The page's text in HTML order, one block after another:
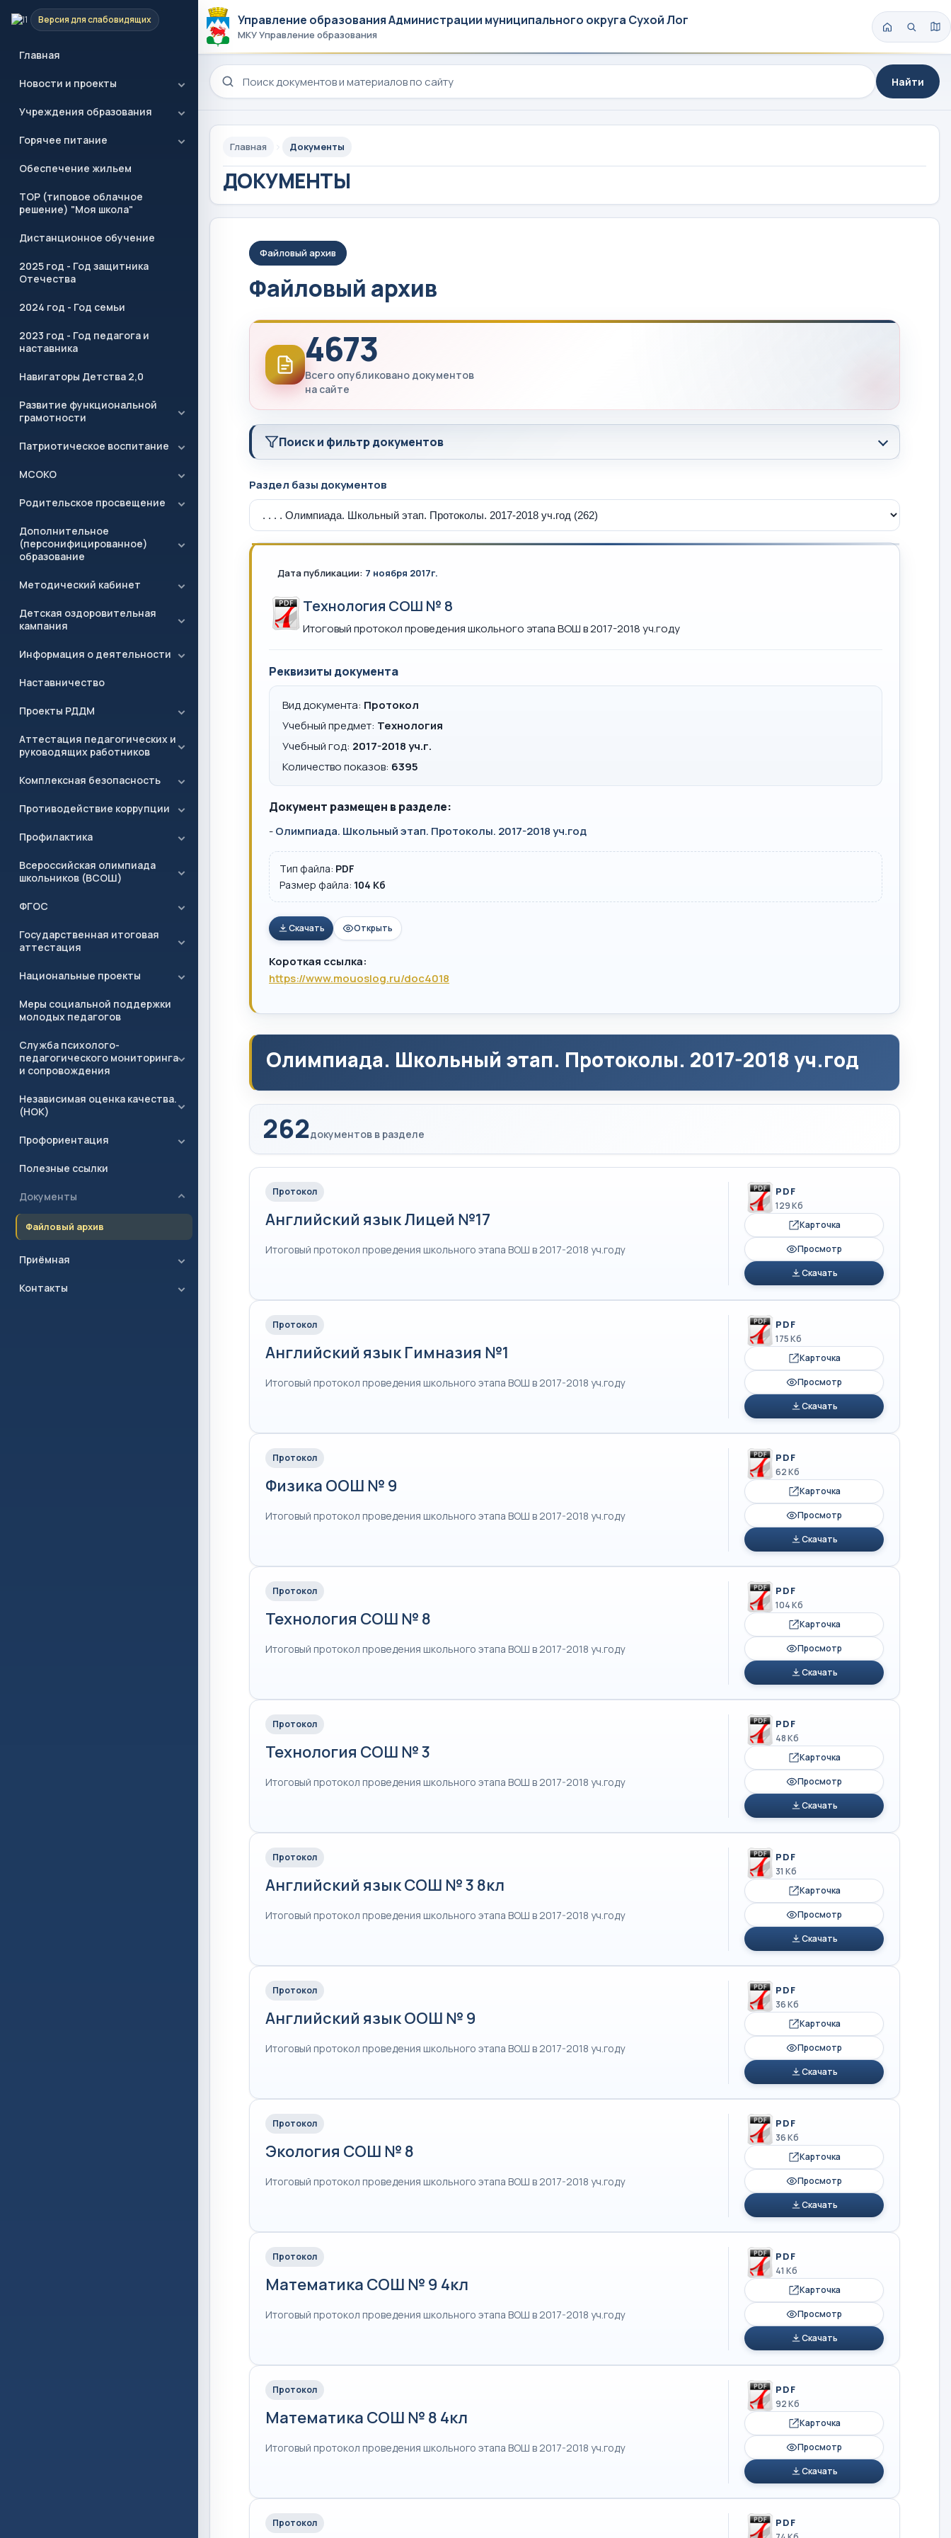
Версия для слабовидящих
Главная
Новости и проекты
Учреждения образования
Горячее питание
Обеспечение жильем
ТОР (типовое облачное
решение) "Моя школа"
Дистанционное обучение
2025 год - Год защитника
Отечества
2024 год - Год семьи
2023 год - Год педагога и
наставника
Навигаторы Детства 2,0
Развитие функциональной
грамотности
Патриотическое воспитание
МСОКО
Родительское просвещение
Дополнительное
(персонифицированное)
образование
Методический кабинет
Детская оздоровительная
кампания
Информация о деятельности
Наставничество
Проекты РДДМ
Аттестация педагогических и
руководящих работников
Комплексная безопасность
Противодействие коррупции
Профилактика
Всероссийская олимпиада
школьников (ВСОШ)
ФГОС
Государственная итоговая
аттестация
Национальные проекты
Меры социальной поддержки
молодых педагогов
Служба психолого-
педагогического мониторинга
и сопровождения
Независимая оценка качества.
(НОК)
Профориентация
Полезные ссылки
Документы
Файловый архив
Приёмная
Контакты
Управление образования Администрации муниципального округа Сухой Лог
МКУ Управление образования
Поиск по сайту
Найти
Главная Документы
ДОКУМЕНТЫ
Файловый архив
Файловый архив
4673
Всего опубликовано документов
на сайте
Поиск и фильтр документов
Раздел базы документов
Дата публикации: 7 ноября 2017г.
Технология СОШ № 8
Итоговый протокол проведения школьного этапа ВОШ в 2017-2018 уч.году
Реквизиты документа
Вид документа: Протокол
Учебный предмет: Технология
Учебный год: 2017-2018 уч.г.
Количество показов: 6395
Документ размещен в разделе:
-Олимпиада. Школьный этап. Протоколы. 2017-2018 уч.год
Тип файла: PDF
Размер файла: 104 Кб
Скачать Открыть
Короткая ссылка:
https://www.mouoslog.ru/doc4018
Олимпиада. Школьный этап. Протоколы. 2017-2018 уч.год
262документов в разделе
Протокол
Английский язык Лицей №17
Итоговый протокол проведения школьного этапа ВОШ в 2017-2018 уч.году
PDF
129 Кб
Карточка
Просмотр
Скачать
Протокол
Английский язык Гимназия №1
Итоговый протокол проведения школьного этапа ВОШ в 2017-2018 уч.году
PDF
175 Кб
Карточка
Просмотр
Скачать
Протокол
Физика ООШ № 9
Итоговый протокол проведения школьного этапа ВОШ в 2017-2018 уч.году
PDF
62 Кб
Карточка
Просмотр
Скачать
Протокол
Технология СОШ № 8
Итоговый протокол проведения школьного этапа ВОШ в 2017-2018 уч.году
PDF
104 Кб
Карточка
Просмотр
Скачать
Протокол
Технология СОШ № 3
Итоговый протокол проведения школьного этапа ВОШ в 2017-2018 уч.году
PDF
48 Кб
Карточка
Просмотр
Скачать
Протокол
Английский язык СОШ № 3 8кл
Итоговый протокол проведения школьного этапа ВОШ в 2017-2018 уч.году
PDF
31 Кб
Карточка
Просмотр
Скачать
Протокол
Английский язык ООШ № 9
Итоговый протокол проведения школьного этапа ВОШ в 2017-2018 уч.году
PDF
36 Кб
Карточка
Просмотр
Скачать
Протокол
Экология СОШ № 8
Итоговый протокол проведения школьного этапа ВОШ в 2017-2018 уч.году
PDF
36 Кб
Карточка
Просмотр
Скачать
Протокол
Математика СОШ № 9 4кл
Итоговый протокол проведения школьного этапа ВОШ в 2017-2018 уч.году
PDF
41 Кб
Карточка
Просмотр
Скачать
Протокол
Математика СОШ № 8 4кл
Итоговый протокол проведения школьного этапа ВОШ в 2017-2018 уч.году
PDF
92 Кб
Карточка
Просмотр
Скачать
Протокол PDF